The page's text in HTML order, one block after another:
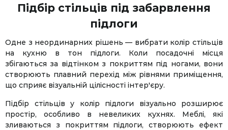
Підбір стільців під забарвлення
підлоги
Одне з неординарних рішень — вибрати колір стільців
на кухню в тон підлоги. Коли посадочні місця
збігаються за відтінком з покриттям під ногами, вони
створюють плавний перехід між рівнями приміщення,
що сприяє візуальній цілісності інтер'єру.
Підбір стільців у колір підлоги візуально розширює
простір, особливо в невеликих кухнях. Меблі, які
зливаються з покриттям підлоги, створюють ефект